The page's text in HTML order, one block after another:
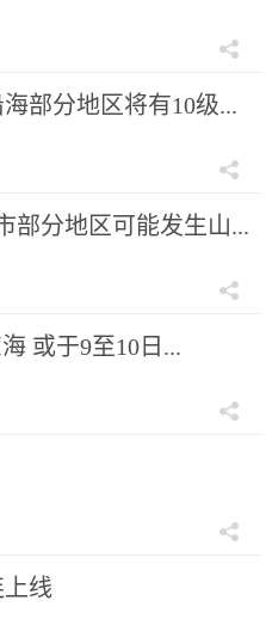
部分地区将有10级...
部分地区可能发生山...
或于9至10日...
线